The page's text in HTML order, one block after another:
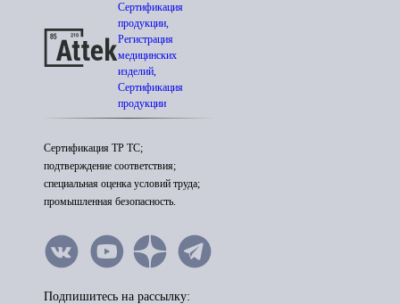
Сертификация
продукции,
Регистрация
медицинских
изделий,
Сертификация
продукции
Сертификация ТР ТС;
подтверждение соответствия;
специальная оценка условий труда;
промышленная безопасность.
Подпишитесь на рассылку: